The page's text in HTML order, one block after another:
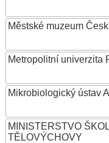
Městské muzeum
Metropolitní univerzita
Mikrobiologický ústav
MINISTERSTVO
TĚLOVÝCHOVY